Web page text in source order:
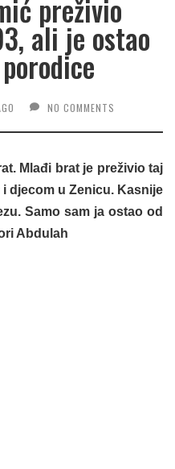
preživio
ali je ostao
NO COMMENTS
Mlađi brat je preživio taj
djecom u Zenicu. Kasnije
Samo sam ja ostao od
Abdulah